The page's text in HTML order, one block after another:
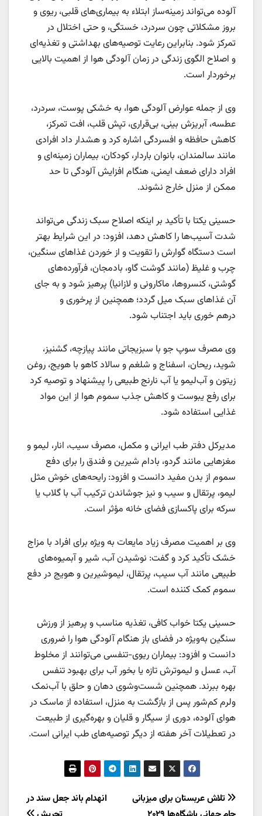
آلوده می‌تواند زمینه‌ساز ابتلاء به بیماری‌های قلبی، ریوی و
بروز مشکلاتی چون سردرد، خستگی، و حتی اختلال در
تمرکز شود. بنابراین رعایت توصیه‌های بهداشتی و تغذیه‌ای
و اصلاح الگوی زندگی در زمان آلودگی هوا از اهمیت بالایی
برخوردار است.
وی از جمله عوارض آلودگی هوا، به خشکی پوست، سردرد،
عطسه، آبریزش بینی، بی‌قراری، تپش قلب، افت تمرکز،
کاهش حافظه و افسردگی اشاره کرد و هشدار داد افرادی
مانند سالمندان، بانوان باردار، کودکان، بیماران زمینه‌ای و
افراد دارای ضعف ایمنی، هنگام افزایش آلودگی تا حد
ممکن از منزل خارج نشوند.
حسینی یکتا با تأکید بر اینکه اصلاح سبک زندگی می‌تواند
شدت آسیب‌ها را کاهش دهد، افزود: در این شرایط بهتر
است دستگاه گوارش را تقویت و از خوردن غذاهای سنگین،
چرب و غلیظ (مانند گوشت گاو، بادمجان، فرآورده‌های
گوشتی، کنسروها، ماکارونی و لازانیا) پرهیز شود و به جای
آن غذاهای سبک میل گردد؛ همچنین از پرخوری و
درهم خوری باید اجتناب شود.
وی مصرف سوپ جو با سبزیجاتی مانند پیازچه، گشنیز،
شوید، ریحان، اسفناج و شلغم و سالاد کاهو با هویج، روغن
زیتون و آب‌لیمو یا آب نارنج طبیعی را پیشنهاد و توصیه کرد
برای رفع یبوست و کاهش جذب سموم هوا از این مواد
غذایی استفاده شود.
مدیرکل دفتر طب ایرانی و مکمل، مصرف سیب، انار، لیمو و
مغزهایی مانند گردو، بادام شیرین و فندق را برای دفع
سموم از بدن مفید دانست و افزود: رایحه‌های خوش مثل
لیمو، پرتقال و سیب و نیز جوشاندن ترکیب آب با گلاب یا
سرکه برای پاکسازی فضای خانه مؤثر است.
وی بر اهمیت مصرف زیاد مایعات به ویژه برای افراد با مزاج
خشک تأکید کرد و گفت: نوشیدن آب، شیر و آبمیوه‌های
طبیعی مانند آب سیب، پرتقال، لیموشیرین و هویج در دفع
سموم کمک کننده است.
حسینی یکتا خواب کافی، تغذیه مناسب و پرهیز از ورزش
سنگین به‌ویژه در فضای باز هنگام آلودگی هوا را ضروری
دانست و افزود: بیماران ریوی-تنفسی می‌توانند از مخلوط
آب، عسل و لیموترش تازه یا بخور آب برای بهبود تنفس
بهره ببرند. همچنین شست‌وشوی دهان و حلق با آب‌نمک
ولرم کم‌شور پس از بازگشت به منزل، استفاده از ماسک در
هوای آلوده، دوری از سیگار و قلیان و بهره‌گیری از طبیعت
در تعطیلات آخر هفته از دیگر توصیه‌های طب ایرانی است.
راهبری
انهدام باند جعل سند در
تلاش عربستان برای میزبانی